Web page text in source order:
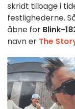
skridt tilbage i
festlighederne.
åbne for Blink-
navn er The